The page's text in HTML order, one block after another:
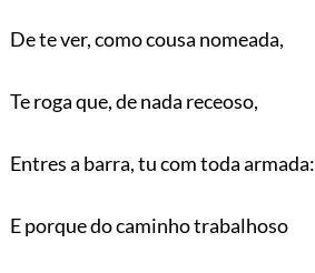
De te ver, como cousa nomeada,
Te roga que, de nada receoso,
Entres a barra, tu com toda armada:
E porque do caminho trabalhoso